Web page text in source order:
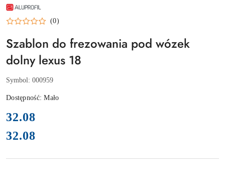
NAZWA
PRODUCENTA:
ALUPROFIL
(0)
Szablon do frezowania pod wózek
dolny lexus 18
Symbol: 000959
Dostępność:Mało
cena:
32.08
Cena:
32.08